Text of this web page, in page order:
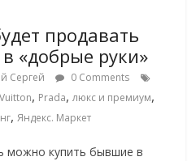
продавать
«добрые руки»
Сергей
0 Comments
, Prada,люкс и премиум,
,Яндекс. Маркет
можно купить бывшие в